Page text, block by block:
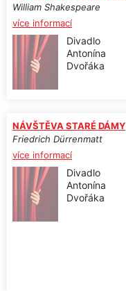
William Shakespeare
více informací
Divadlo
Antonína
Dvořáka
NÁVŠTĚVA STARÉ DÁMY
Friedrich Dürrenmatt
více informací
Divadlo
Antonína
Dvořáka